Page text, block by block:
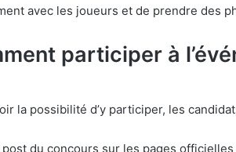
avec les joueurs et de prendre des
participer à
la possibilité d’y participer, les
du concours sur les pages officielles